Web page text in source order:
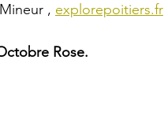
, explorepoitiers.fr
Rose.